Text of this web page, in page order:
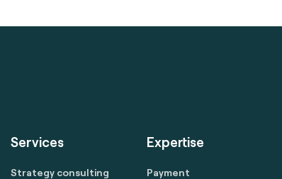
Services
Strategy consulting
Expertise
Payment